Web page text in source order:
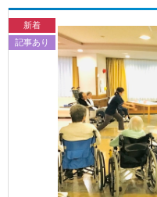
新着
記事あり